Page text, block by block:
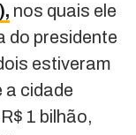
nos quais ele
do presidente
estiveram
a cidade
1 bilhão,